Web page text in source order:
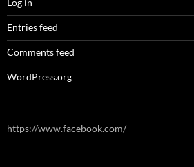
Entries feed
Comments feed
WordPress.org
https://www.facebook.com/